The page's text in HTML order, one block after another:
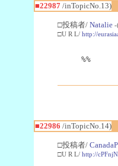
■22987/inTopicNo.13)
□投稿者/ Natalie -
□U R L/ http://
%%
■22986 /inTopicNo.14)
□投稿者/
□U R L/ http://